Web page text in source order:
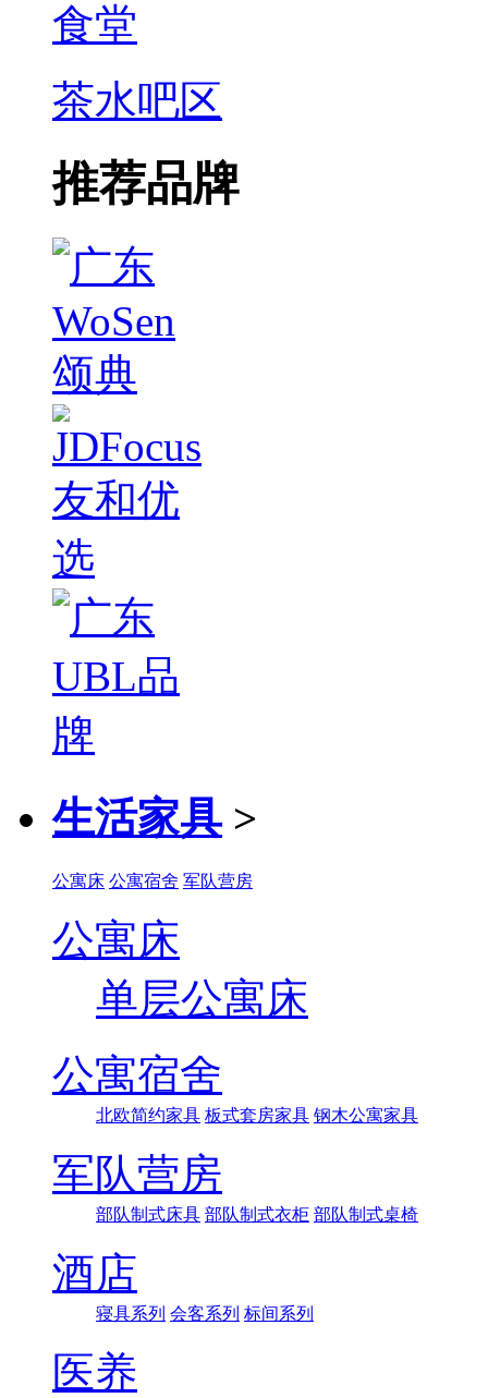
食堂
茶水吧区
推荐品牌
生活家具 >
公寓床 公寓宿舍 军队营房
公寓床
单层公寓床
公寓宿舍
北欧简约家具 板式套房家具 钢木公寓家具
军队营房
部队制式床具 部队制式衣柜 部队制式桌椅
酒店
寝具系列 会客系列 标间系列
医养